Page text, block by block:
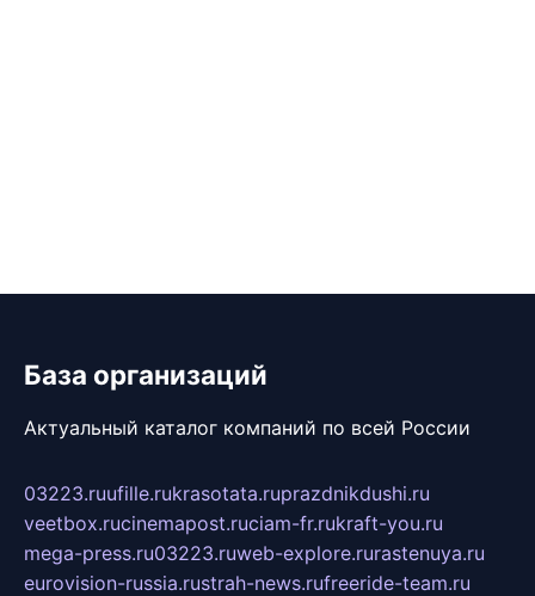
База организаций
Актуальный каталог компаний по всей России
03223.ruufille.rukrasotata.ruprazdnikdushi.ru
veetbox.rucinemapost.ruciam-fr.rukraft-you.ru
mega-press.ru03223.ruweb-explore.rurastenuya.ru
eurovision-russia.rustrah-news.rufreeride-team.ru